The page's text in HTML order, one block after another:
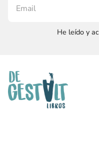
He leído y